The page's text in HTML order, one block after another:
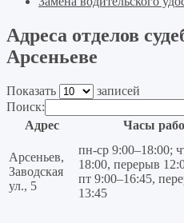
Адреса отделов
Арсеньеве
Показать
записей
Поиск:
Адрес
Часы
Арсеньев,
Заводская
ул., 5
пн-ср 9:00–18:00;
18:00, перерыв
пт 9:00–16:45,
13:45